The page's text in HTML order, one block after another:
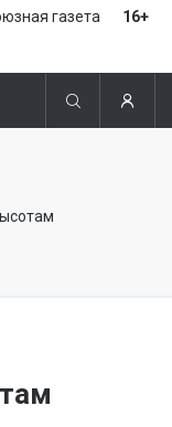
газета 16+